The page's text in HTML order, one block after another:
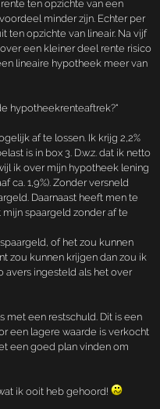
ten opzichte van een
minder zijn. Echter per
ten opzichte van lineair. Na vijf
een kleiner deel rente risico
lineaire hypotheek meer van
hypotheekrenteaftrek?"
af te lossen. Ik krijg 2,2%
is in box 3. D.w.z. dat ik netto
ik over mijn hypotheek lening
ca. 1,9%). Zonder versneld
Daarnaast heeft men te
spaargeld zonder af te
of het zou kunnen
zou kunnen krijgen dan zou ik
avers ingesteld als het over
met een restschuld. Dit is een
een lagere waarde is verkocht
een goed plan vinden om
ik ooit heb gehoord!